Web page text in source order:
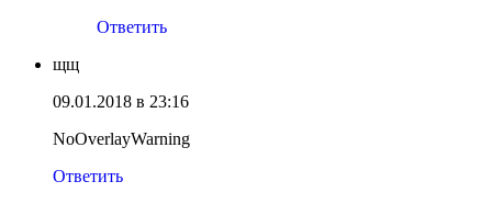
Ответить
щщ
09.01.2018 в 23:16
NoOverlayWarning
Ответить